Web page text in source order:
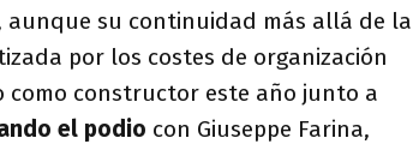
aunque su continuidad más allá de la
por los costes de organización
como constructor este año junto a
el podio con Giuseppe Farina,